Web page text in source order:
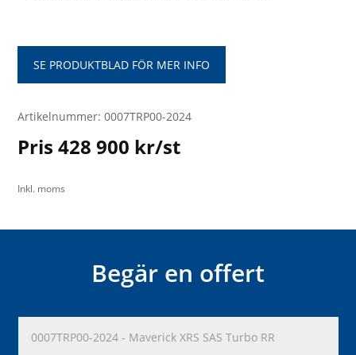
SE PRODUKTBLAD FÖR MER INFO
Artikelnummer: 0007TRP00-2024
Pris 428 900 kr/st
Inkl. moms
Begär en offert